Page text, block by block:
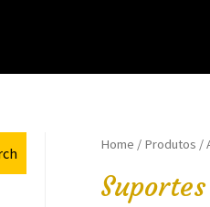
Home / Produtos /